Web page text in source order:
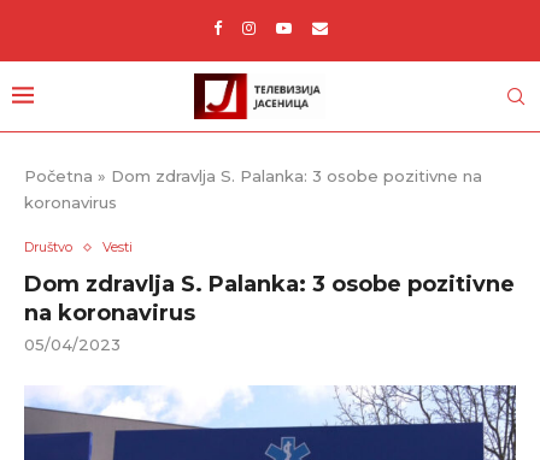
Početna » Dom zdravlja S. Palanka: 3 osobe pozitivne na
koronavirus
Društvo Vesti
Dom zdravlja S. Palanka: 3 osobe pozitivne
na koronavirus
05/04/2023